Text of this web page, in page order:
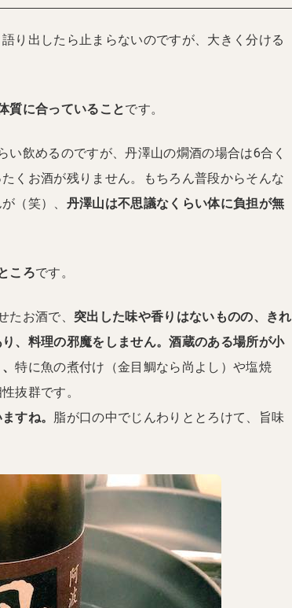
り出したら止まらないのですが、大きく分ける
質に合っていることです。
い飲めるのですが、丹澤山の燗酒の場合は6合く
くお酒が残りません。もちろん普段からそんな
（笑）、 丹澤山は不思議なくらい体に負担が無
ころです。
たお酒で、 突出した味や香りはないものの、きれ
、料理の邪魔をしません。酒蔵のある場所が小
、特に魚の煮付け（金目鯛なら尚よし）や塩焼
抜群です。
すね。 脂が口の中でじんわりととろけて、旨味